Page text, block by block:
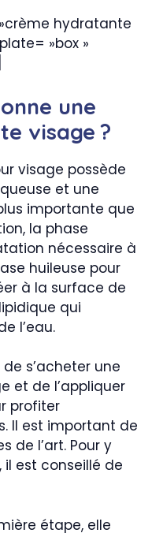
hydratante
»box »
une
visage ?
visage possède
et une
importante que
la phase
nécessaire à
huileuse pour
à la surface de
qui
l’eau.
s’acheter une
et de l’appliquer
profiter
Il est important de
de l’art. Pour y
est conseillé de
étape, elle